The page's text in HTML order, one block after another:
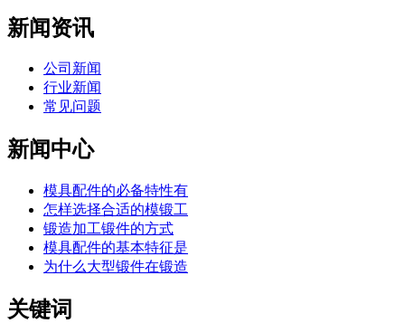
新闻资讯
公司新闻
行业新闻
常见问题
新闻中心
模具配件的必备特性有
怎样选择合适的模锻工
锻造加工锻件的方式
模具配件的基本特征是
为什么大型锻件在锻造
关键词